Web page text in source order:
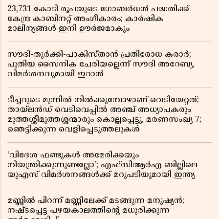
23,731 കോടി രൂപയുടെ ഗോബർധൻ പദ്ധതിക്ക്
കേന്ദ്ര കാബിനറ്റ് അംഗീകാരം; കാർഷിക
മാലിന്യങ്ങൾ ഇനി ഊർജമാകും
സൗദി-തുർക്കി-പാകിസ്താൻ പ്രതിരോധ കരാർ;
പുതിയ സൈനിക ചേരിയല്ലെന്ന് സൗദി അറേബ്യ,
വിമർശനവുമായി ഇറാൻ
ടീച്ചറുടെ മുന്നിൽ നിൽക്കുമ്പോഴാണ് വെടിയേറ്റത്;
തായ്‌ലൻഡ് വെടിവെപ്പിൽ അഞ്ച് അധ്യാപകരും
മുത്തശ്ശീമുത്തശ്ശന്മാരും കൊല്ലപ്പെട്ടു, മരണസംഖ്യ 7;
ഞെട്ടിക്കുന്ന വെളിപ്പെടുത്തലുകൾ
‘വിദേശ ഫണ്ടുകൾ അമേരിക്കയും
നിയന്ത്രിക്കുന്നുണ്ടല്ലോ’; എഫ്സിആർഎ ബില്ലിലെ
യുഎസ് വിമർശനങ്ങൾക്ക് മറുപടിയുമായി ഇന്ത്യ
മണ്ണിൽ പിറന്ന് മണ്ണിലേക്ക് മടങ്ങുന്ന മനുഷ്യൻ;
നഷ്ടപ്പെട്ട പഴയകാലത്തിൻ്റെ മധുരിക്കുന്ന